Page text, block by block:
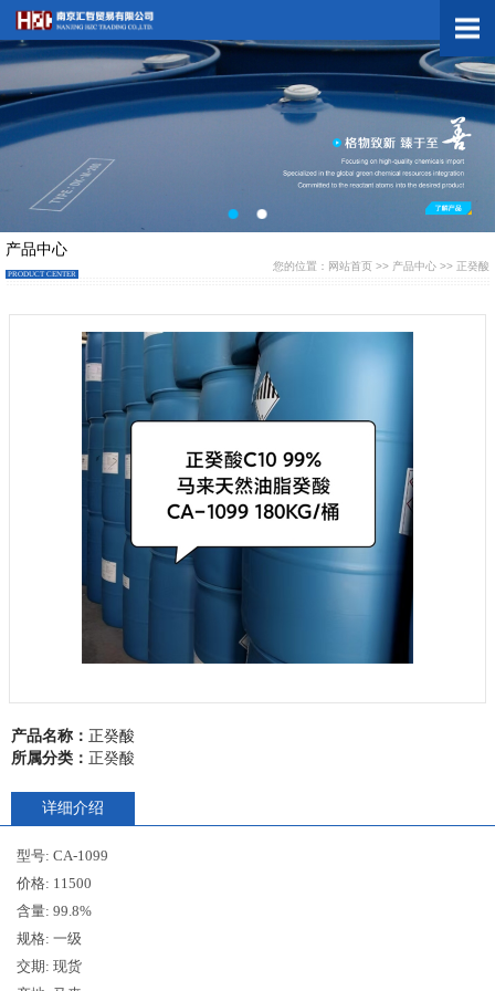
网站首页
关于我们
新闻中心
短信咨询
联系我们
产品中心
PRODUCT CENTER
您的位置： 网站首页 >> 产品中心 >> 正癸酸
产品名称： 正癸酸
所属分类： 正癸酸
详细介绍
型号: CA-1099
价格: 11500
含量: 99.8%
规格: 一级
交期: 现货